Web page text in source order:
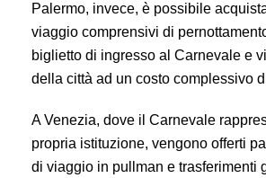
Palermo, invece, è possibile
viaggio comprensivi di
biglietto di ingresso al Carnevale e
della città ad un costo complessivo
A Venezia, dove il Carnevale
propria istituzione, vengono offerti
di viaggio in pullman e trasferimenti